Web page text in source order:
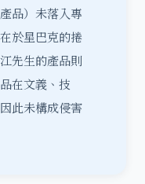
品）未落入專
於星巴克的捲
先生的產品則
在文義、技
此未構成侵害